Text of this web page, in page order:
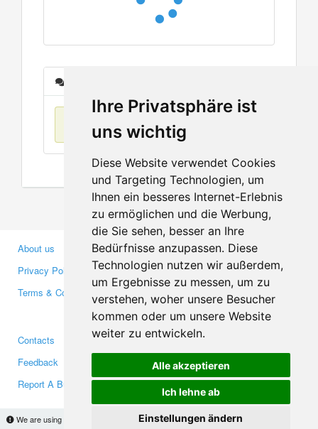
Ihre Privatsphäre ist
uns wichtig
Diese Website verwendet Cookies
und Targeting Technologien, um
Ihnen ein besseres Internet-Erlebnis
zu ermöglichen und die Werbung,
die Sie sehen, besser an Ihre
Bedürfnisse anzupassen. Diese
Technologien nutzen wir außerdem,
um Ergebnisse zu messen, um zu
verstehen, woher unsere Besucher
kommen oder um unsere Website
weiter zu entwickeln.
Alle akzeptieren
Ich lehne ab
Einstellungen ändern
We are using cookies to provide statistics that help us give you the best experience of
No items found
About us
Privacy Policy
Terms & Conditions
Business Partners
Investors
Media
Contacts
Feedback
Report A Bug
Facebook
Twitter
YouTube
Google+